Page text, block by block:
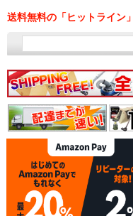
送料無料の「ヒットライン」